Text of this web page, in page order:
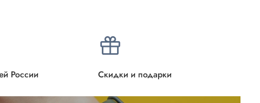
России Скидки и подарки